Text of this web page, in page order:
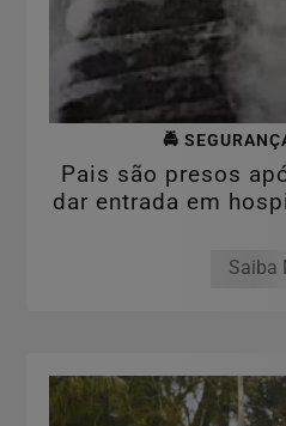
🚔
Pais são presos
dar entrada em
Saiba